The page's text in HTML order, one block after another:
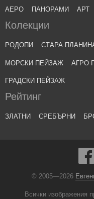
АЕРО ПАНОРАМИ АРТ
Колекции
РОДОПИ СТАРА
МОРСКИ ПЕЙЗАЖ АГРО
ГРАДСКИ ПЕЙЗАЖ
Рейтинг
ЗЛАТНИ СРЕБЪРНИ
© 2005—2026
Всички изображения